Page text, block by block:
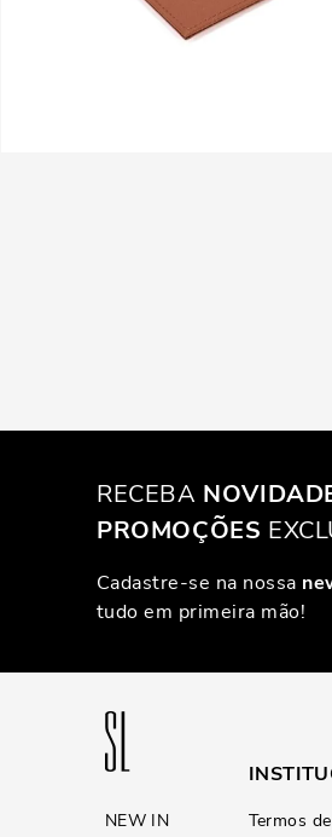
RECEBA
PROMOÇÕES
Cadastre-se na nossa
tudo em primeira mão!
NEW IN
Termos